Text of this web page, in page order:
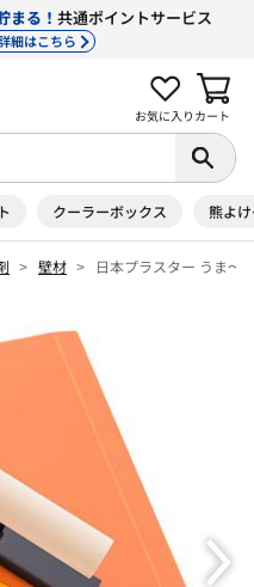
まる！ 共通ポイントサービス
細はこちら
お気に入り カート
クーラーボックス 熊よ
壁材 日本プラスター うま〜